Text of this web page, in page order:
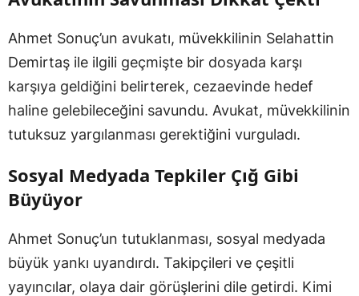
Ahmet Sonuç’un avukatı, müvekkilinin Selahattin
Demirtaş ile ilgili geçmişte bir dosyada karşı
karşıya geldiğini belirterek, cezaevinde hedef
haline gelebileceğini savundu. Avukat, müvekkilinin
tutuksuz yargılanması gerektiğini vurguladı.
Sosyal Medyada Tepkiler Çığ Gibi
Büyüyor
Ahmet Sonuç’un tutuklanması, sosyal medyada
büyük yankı uyandırdı. Takipçileri ve çeşitli
yayıncılar, olaya dair görüşlerini dile getirdi. Kimi